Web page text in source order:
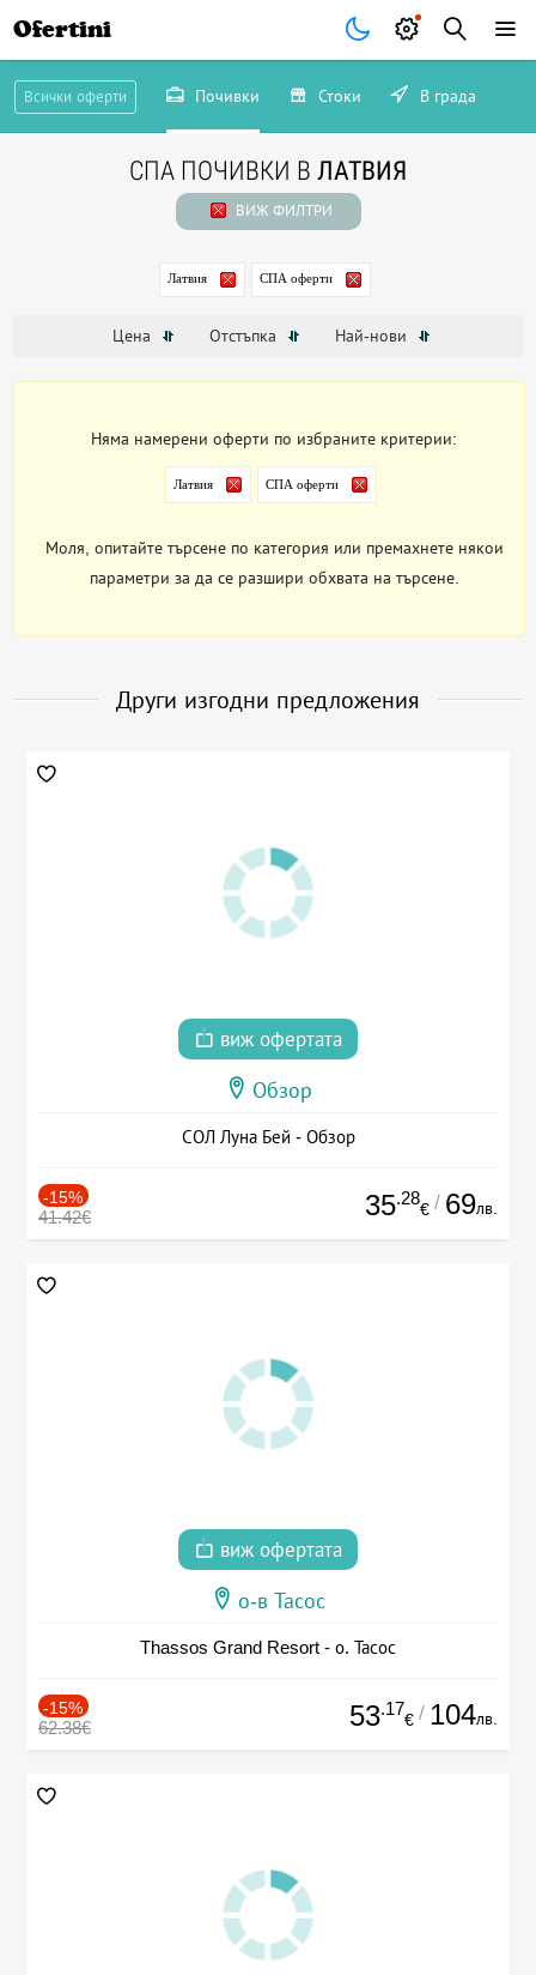
Ofertini
Всички оферти Почивки Стоки В града
СПА ПОЧИВКИ В ЛАТВИЯ
ВИЖ ФИЛТРИ
Латвия СПА оферти
Цена Отстъпка Най-нови
Няма намерени оферти по избраните критерии:
Латвия СПА оферти
Моля, опитайте търсене по категория или премахнете някои
параметри за да се разшири обхвата на търсене.
Други изгодни предложения
виж офертата
Обзор
СОЛ Луна Бей - Обзор
-15%
41.42€ 35.28
€ / 69лв.
виж офертата
о-в Тасос
Thassos Grand Resort - о. Тасос
-15%
62.38€ 53.17
€ / 104лв.